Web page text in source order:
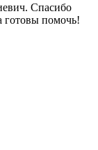
Спасибо
готовы помочь!